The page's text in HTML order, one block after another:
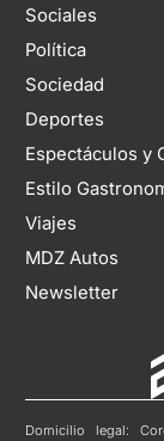
Sociales
Política
Sociedad
Deportes
Espectáculos y
Estilo
Viajes
MDZ Autos
Newsletter
Domicilio legal: